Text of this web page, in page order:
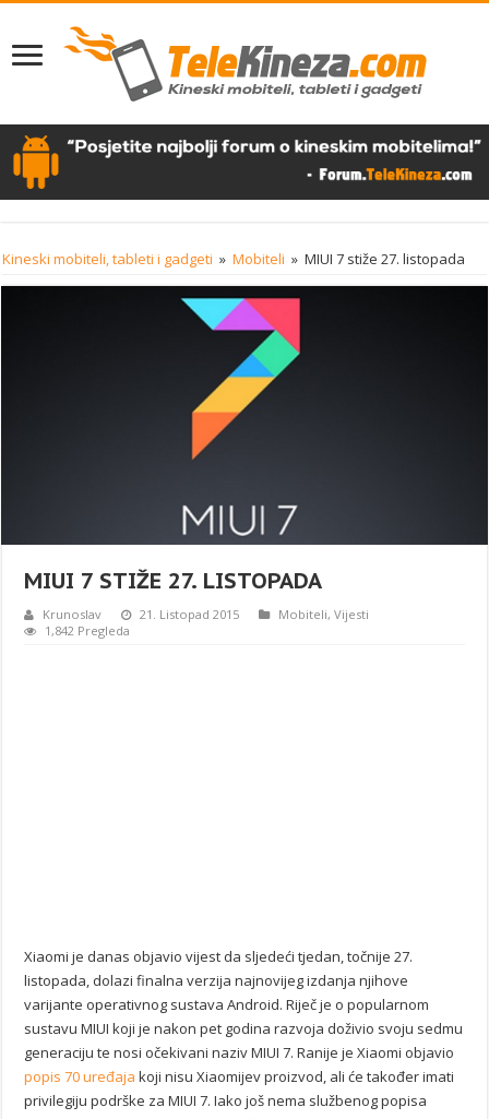
Kineski mobiteli, tableti i gadgeti » Mobiteli » MIUI 7 stiže 27. listopada
MIUI 7 STIŽE 27. LISTOPADA
Krunoslav 21. Listopad 2015 Mobiteli,Vijesti
1,842 Pregleda
Xiaomi je danas objavio vijest da sljedeći tjedan, točnije 27.
listopada, dolazi finalna verzija najnovijeg izdanja njihove
varijante operativnog sustava Android. Riječ je o popularnom
sustavu MIUI koji je nakon pet godina razvoja doživio svoju sedmu
generaciju te nosi očekivani naziv MIUI 7. Ranije je Xiaomi objavio
popis 70 uređaja koji nisu Xiaomijev proizvod, ali će također imati
privilegiju podrške za MIUI 7. Iako još nema službenog popisa